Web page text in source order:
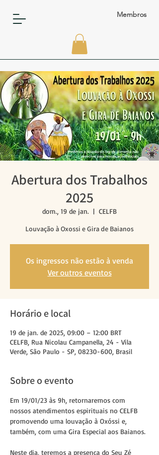
Membros
Abertura dos Trabalhos
2025
dom., 19 de jan.
  |
CELFB
Louvação à Oxossi e Gira de Baianos
Os ingressos não estão à venda
Ver outros eventos
Horário e local
19 de jan. de 2025, 09:00 – 12:00 BRT
CELFB, Rua Nicolau Campanella, 24 - Vila
Verde, São Paulo - SP, 08230-600, Brasil
Sobre o evento
Em 19/01/23 às 9h, retornaremos com
nossos atendimentos espirituais no CELFB
promovendo uma louvação à Oxóssi e,
também, com uma Gira Especial aos Baianos.
Neste dia, teremos a presença do Seu Zé